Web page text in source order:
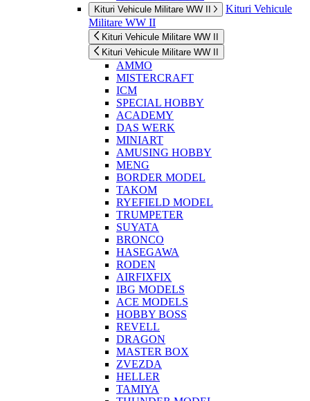
Kituri Vehicule Militare WW II
Kituri Vehicule
Militare WW II
Kituri Vehicule Militare WW II
Kituri Vehicule Militare WW II
AMMO
MISTERCRAFT
ICM
SPECIAL HOBBY
ACADEMY
DAS WERK
MINIART
AMUSING HOBBY
MENG
BORDER MODEL
TAKOM
RYEFIELD MODEL
TRUMPETER
SUYATA
BRONCO
HASEGAWA
RODEN
AIRFIXFIX
IBG MODELS
ACE MODELS
HOBBY BOSS
REVELL
DRAGON
MASTER BOX
ZVEZDA
HELLER
TAMIYA